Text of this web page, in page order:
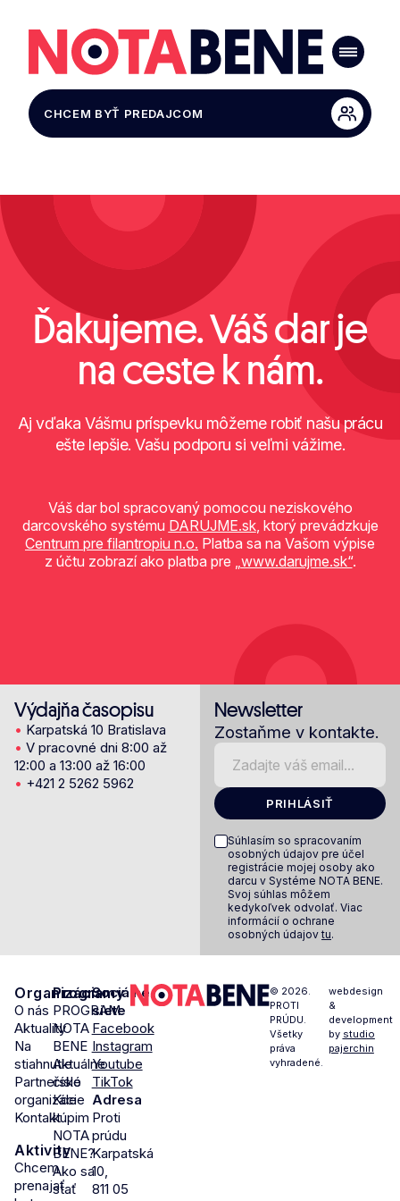
CHCEM BYŤ PREDAJCOM
Ďakujeme. Váš dar je
na ceste k nám.
Aj vďaka Vášmu príspevku môžeme robiť našu prácu
ešte lepšie.Vašu podporu si veľmi vážime.
Váš dar bol spracovaný pomocou neziskového
darcovského systému DARUJME.sk, ktorý prevádzkuje
Centrum pre filantropiu n.o. Platba sa na Vašom výpise
z účtu zobrazí ako platba pre „www.darujme.sk“.
Výdajňa časopisu
• Karpatská 10 Bratislava
• V pracovné dni 8:00 až
12:00 a 13:00 až 16:00
• +421 2 5262 5962
Newsletter
Zostaňme v kontakte.
PRIHLÁSIŤ
Súhlasím so spracovaním
osobných údajov pre účel
registrácie mojej osoby ako
darcu v Systéme NOTA BENE.
Svoj súhlas môžem
kedykoľvek odvolať. Viac
informácií o ochrane
osobných údajov tu.
Organizácia
O nás
Aktuality
Na
stiahnutie
Partnerské
organizácie
Kontakt
Aktivity
Chcem
prenajať
Programy
PROGRAM
NOTA
BENE
Aktuálne
číslo
Kde
kúpim
NOTA
BENE?
Ako sa
stať
Sociálne
siete
Facebook
Instagram
Youtube
TikTok
Adresa
Proti
prúdu
Karpatská
10,
811 05
© 2026.
PROTI
PRÚDU.
Všetky
práva
vyhradené.
webdesign
&
development
by studio
pajerchin